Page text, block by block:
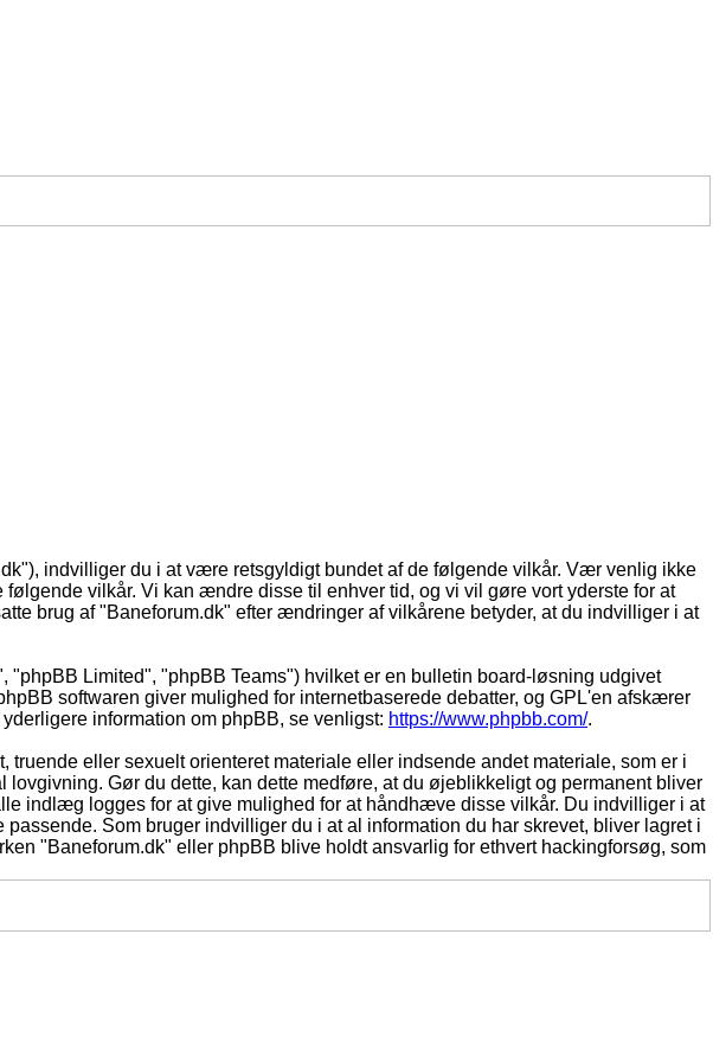
indvilliger du i at være retsgyldigt bundet af de følgende vilkår. Vær venlig ikke
vilkår. Vi kan ændre disse til enhver tid, og vi vil gøre vort yderste for at
brug af "Baneforum.dk" efter ændringer af vilkårene betyder, at du indvilliger i at
Limited", "phpBB Teams") hvilket er en bulletin board-løsning udgivet
softwaren giver mulighed for internetbaserede debatter, og GPL'en afskærer
information om phpBB, se venligst: https://www.phpbb.com/.
eller sexuelt orienteret materiale eller indsende andet materiale, som er i
Gør du dette, kan dette medføre, at du øjeblikkeligt og permanent bliver
indlæg logges for at give mulighed for at håndhæve disse vilkår. Du indvilliger i at
Som bruger indvilliger du i at al information du har skrevet, bliver lagret i
"Baneforum.dk" eller phpBB blive holdt ansvarlig for ethvert hackingforsøg, som